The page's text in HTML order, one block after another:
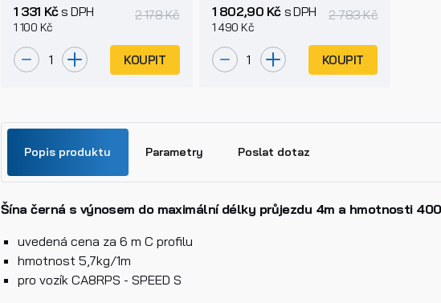
1 331 Kčs DPH
1 100 Kč
2 178 Kč
KOUPIT
1 802,90 Kč s DPH
1 490 Kč
2 783 Kč
KOUPIT
Popis produktu Parametry Poslat dotaz
Šína černá s výnosem do maximální délky průjezdu 4m a hmotnosti
uvedená cena za 6 m C profilu
hmotnost 5,7kg/1m
pro vozík CA8RPS - SPEED S
Jméno
Telefon